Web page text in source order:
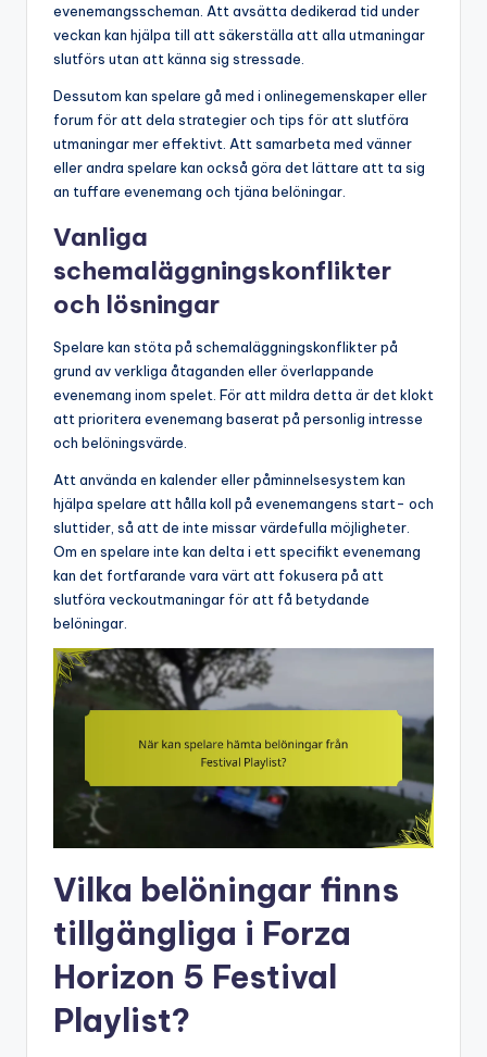
evenemangsscheman. Att avsätta dedikerad tid under
veckan kan hjälpa till att säkerställa att alla utmaningar
slutförs utan att känna sig stressade.
Dessutom kan spelare gå med i onlinegemenskaper eller
forum för att dela strategier och tips för att slutföra
utmaningar mer effektivt. Att samarbeta med vänner
eller andra spelare kan också göra det lättare att ta sig
an tuffare evenemang och tjäna belöningar.
Vanliga
schemaläggningskonflikter
och lösningar
Spelare kan stöta på schemaläggningskonflikter på
grund av verkliga åtaganden eller överlappande
evenemang inom spelet. För att mildra detta är det klokt
att prioritera evenemang baserat på personlig intresse
och belöningsvärde.
Att använda en kalender eller påminnelsesystem kan
hjälpa spelare att hålla koll på evenemangens start- och
sluttider, så att de inte missar värdefulla möjligheter.
Om en spelare inte kan delta i ett specifikt evenemang
kan det fortfarande vara värt att fokusera på att
slutföra veckoutmaningar för att få betydande
belöningar.
Vilka belöningar finns
tillgängliga i Forza
Horizon 5 Festival
Playlist?